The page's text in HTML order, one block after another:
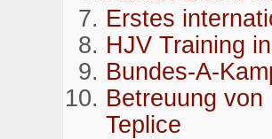
Erstes
HJV Training
Bundes-A-
Betreuung
Teplice